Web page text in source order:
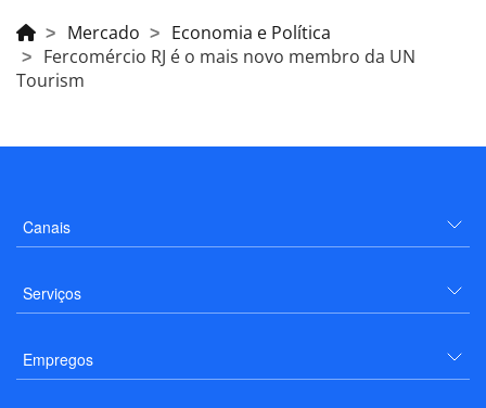
Mercado
Economia e Política
Fercomércio RJ é o mais novo membro da UN
Tourism
Canais
Serviços
Empregos